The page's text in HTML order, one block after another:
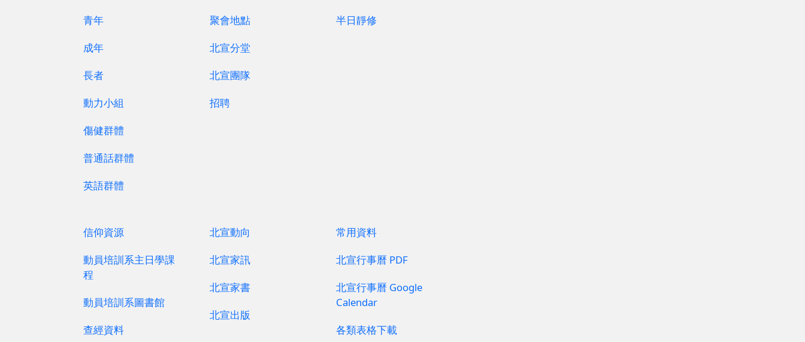
青年
成年
長者
動力小組
傷健群體
普通話群體
英語群體
聚會地點
北宣分堂
北宣團隊
招聘
半日靜修
信仰資源
動員培訓系主日學課
程
動員培訓系圖書館
查經資料
北宣動向
北宣家訊
北宣家書
北宣出版
常用資料
北宣行事曆 PDF
北宣行事曆 Google
Calendar
各類表格下載